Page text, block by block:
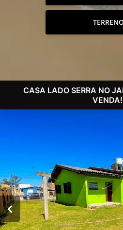
CASA LADO SERRA NO